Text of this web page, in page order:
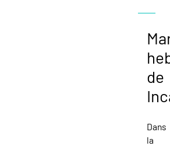
de
Dans
la